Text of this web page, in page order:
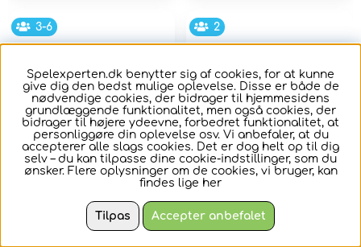
3-6 2
Game of Thrones
MG: White Walkers
(Exp.)
Spelexperten.dk benytter sig af cookies, for at kunne
give dig den bedst mulige oplevelse. Disse er både de
nødvendige cookies, der bidrager til hjemmesidens
grundlæggende funktionalitet, men også cookies, der
bidrager til højere ydeevne, forbedret funktionalitet, at
personliggøre din oplevelse osv. Vi anbefaler, at du
accepterer alle slags cookies. Det er dog helt op til dig
selv – du kan tilpasse dine cookie-indstillinger, som du
ønsker. Flere oplysninger om de cookies, vi bruger, kan
findes lige her
Tilpas Accepter anbefalet